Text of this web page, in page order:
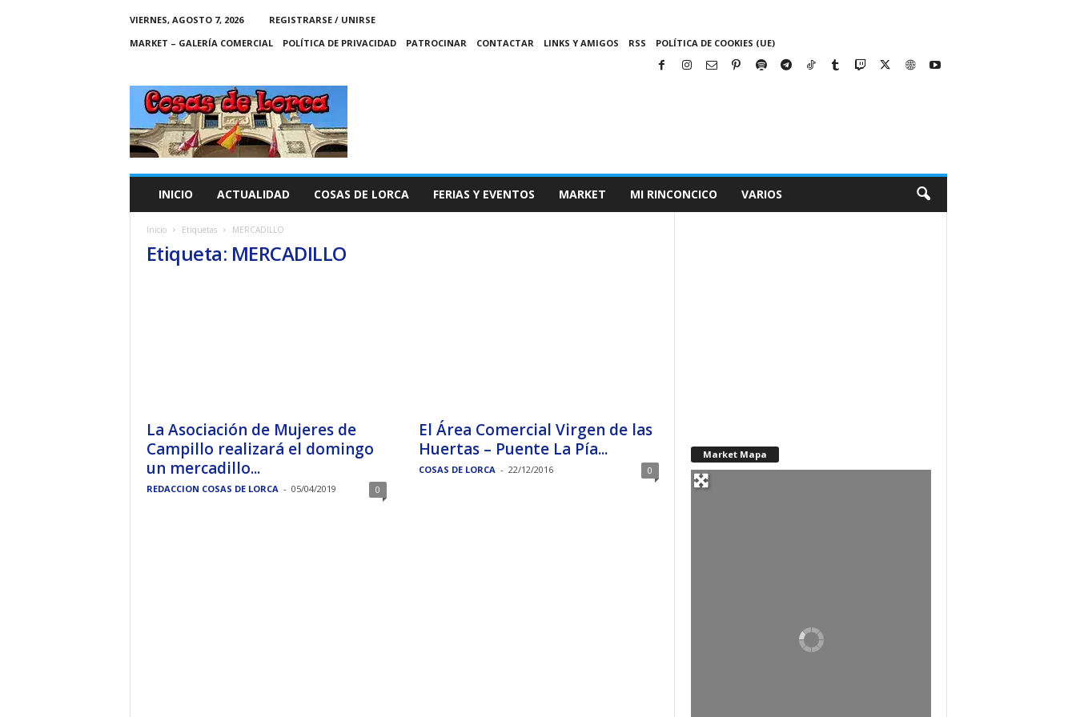
VIERNES, AGOSTO 7, 2026
REGISTRARSE / UNIRSE
MARKET – GALERÍA COMERCIAL
POLÍTICA DE PRIVACIDAD PATROCINAR CONTACTAR LINKS Y AMIGOS RSS POLÍTICA DE COOKIES (UE)
C
A
S
INICIO ACTUALIDAD COSAS DE LORCA FERIAS Y EVENTOS MARKET MI RINCONCICO VARIOS
Inicio Etiquetas MERCADILLO
Etiqueta: MERCADILLO
La Asociación de Mujeres de
Campillo realizará el domingo
un mercadillo...
REDACCION COSAS DE LORCA - 05/04/2019 0
El Área Comercial Virgen de las
Huertas – Puente La Pía...
COSAS DE LORCA - 22/12/2016 0
Market Mapa